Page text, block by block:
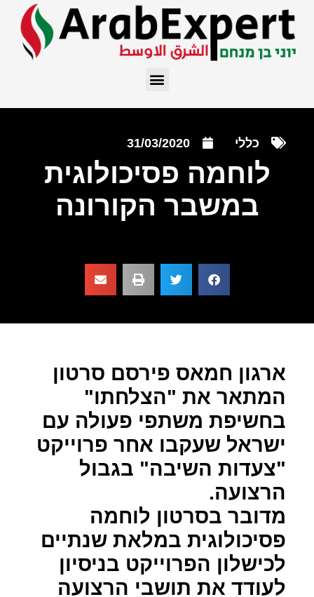
כללי 31/03/2020
לוחמה פסיכולוגית
במשבר הקורונה
ארגון חמאס פירסם סרטון
המתאר את "הצלחתו"
בחשיפת משתפי פעולה עם
ישראל שעקבו אחר פרוייקט
"צעדות השיבה" בגבול
הרצועה.
מדובר בסרטון לוחמה
פסיכולוגית במלאת שנתיים
לכישלון הפרוייקט בניסיון
לעודד את תושבי הרצועה